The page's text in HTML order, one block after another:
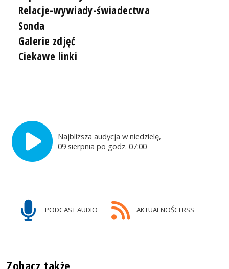
Relacje-wywiady-świadectwa
Sonda
Galerie zdjęć
Ciekawe linki
Najbliższa audycja w niedzielę,
09 sierpnia po godz. 07:00
PODCAST AUDIO AKTUALNOŚCI RSS